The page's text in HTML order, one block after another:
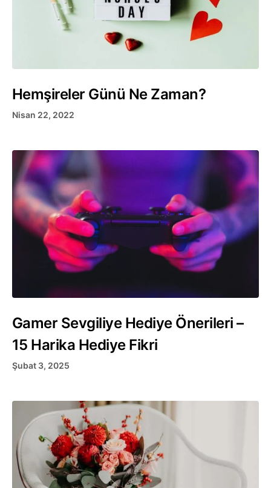
Hemşireler Günü Ne Zaman?
Nisan 22, 2022
Gamer Sevgiliye Hediye Önerileri –
15 Harika Hediye Fikri
Şubat 3, 2025